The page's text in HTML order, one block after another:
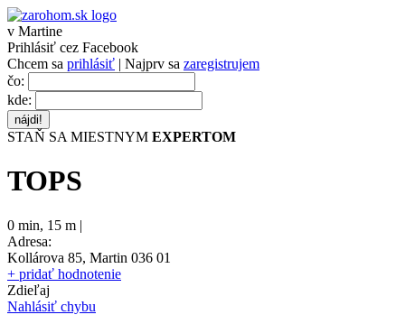
v Martine
Prihlásiť cez Facebook
Chcem sa prihlásiť | Najprv sa zaregistrujem
čo:
kde:
STAŇ SA MIESTNYM EXPERTOM
TOPS
0 min, 15 m |
Adresa:
Kollárova 85, Martin 036 01
+ pridať hodnotenie
Zdieľaj
Nahlásiť chybu